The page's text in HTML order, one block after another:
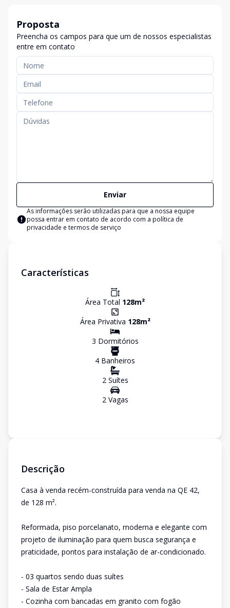
Proposta
Preencha os campos para que um de nossos especialistas
entre em contato
Enviar
As informações serão utilizadas para que a nossa equipe
possa entrar em contato de acordo com a política de
privacidade e termos de serviço
Características
Área Total 128m²
Área Privativa 128m²
3 Dormitórios
4 Banheiros
2Suítes
2Vagas
Descrição
Casa à venda recém-construída para venda na QE 42,
de 128 m².
Reformada, piso porcelanato, moderna e elegante com
projeto de iluminação para quem busca segurança e
praticidade, pontos para instalação de ar-condicionado.
- 03 quartos sendo duas suítes
- Sala de Estar Ampla
- Cozinha com bancadas em granito com fogão